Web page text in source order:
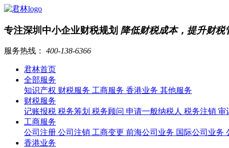
专注深圳中小企业财税规划 降低财税成本，提升财税
服务热线： 400-138-6366
君林首页
全部服务
知识产权 财税服务 工商服务 香港业务 其他服务
财税服务
记账报税 税务筹划 税务顾问 申请一般纳税人 税务注销 审
工商服务
公司注册 公司注销 工商变更 前海公司业务 国际公司业务
香港业务